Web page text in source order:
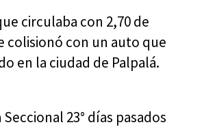
circulaba con 2,70 de
colisionó con un auto que
en la ciudad de Palpalá.
23° días pasados